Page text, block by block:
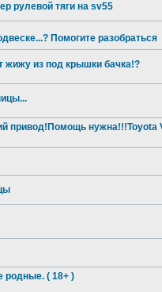
рулевой тяги на sv55
Помогите разобраться
жижу из под крышки бачка!?
привод!Помощь нужна!!!Toyota
родные. ( 18+ )